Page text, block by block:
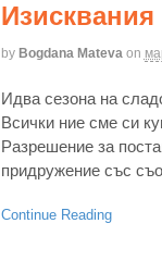
by Bogdana Mateva on
Идва сезона на
Всички ние сме си
Разрешение за
придружение със
Continue Reading